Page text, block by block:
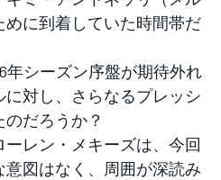
に到着していた時間帯だ
シーズン序盤が期待外れ
対し、さらなるプレッシ
だろうか？
レン・メキーズは、今回
図はなく、周囲が深読み